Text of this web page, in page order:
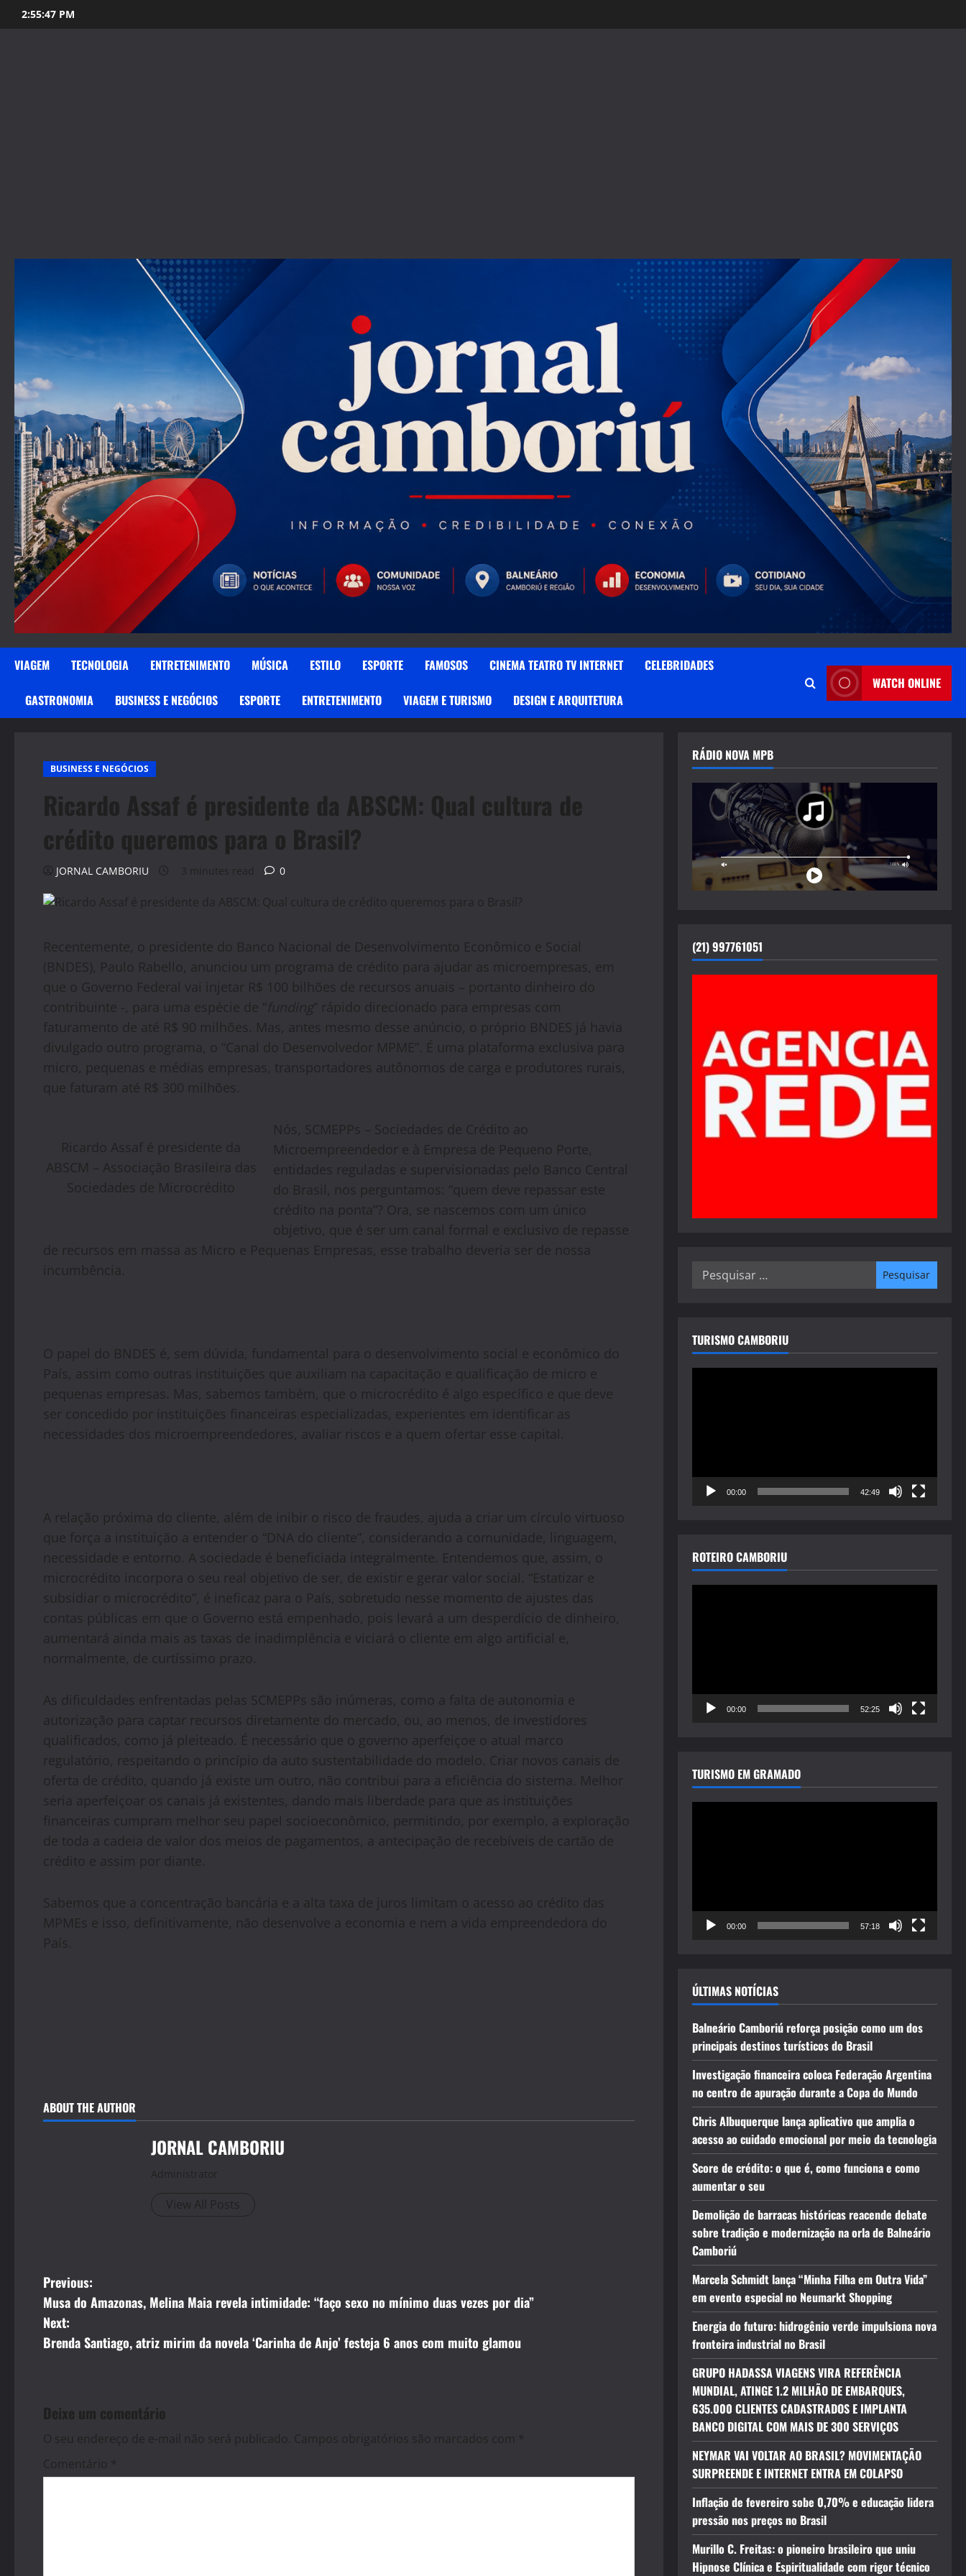
to
2:55:49 PM
VIAGEM TECNOLOGIA ENTRETENIMENTO MÚSICA ESTILO ESPORTE FAMOSOS CINEMA TEATRO TV INTERNET CELEBRIDADES
GASTRONOMIA BUSINESS E NEGÓCIOS ESPORTE ENTRETENIMENTO VIAGEM E TURISMO DESIGN E ARQUITETURA
WATCH ONLINE
BUSINESS E NEGÓCIOS
Ricardo Assaf é presidente da ABSCM: Qual cultura de
crédito queremos para o Brasil?
JORNAL CAMBORIU 3 minutes read 0
Recentemente, o presidente do Banco Nacional de Desenvolvimento Econômico e Social
(BNDES), Paulo Rabello, anunciou um programa de crédito para ajudar as microempresas, em
que o Governo Federal vai injetar R$ 100 bilhões de recursos anuais – portanto dinheiro do
contribuinte -, para uma espécie de “funding” rápido direcionado para empresas com
faturamento de até R$ 90 milhões. Mas, antes mesmo desse anúncio, o próprio BNDES já havia
divulgado outro programa, o “Canal do Desenvolvedor MPME”. É uma plataforma exclusiva para
micro, pequenas e médias empresas, transportadores autônomos de carga e produtores rurais,
que faturam até R$ 300 milhões.
Ricardo Assaf é presidente da
ABSCM – Associação Brasileira das
Sociedades de Microcrédito
Nós, SCMEPPs – Sociedades de Crédito ao
Microempreendedor e à Empresa de Pequeno Porte,
entidades reguladas e supervisionadas pelo Banco Central
do Brasil, nos perguntamos: “quem deve repassar este
crédito na ponta”? Ora, se nascemos com um único
objetivo, que é ser um canal formal e exclusivo de repasse
de recursos em massa as Micro e Pequenas Empresas, esse trabalho deveria ser de nossa
incumbência.
O papel do BNDES é, sem dúvida, fundamental para o desenvolvimento social e econômico do
País, assim como outras instituições que auxiliam na capacitação e qualificação de micro e
pequenas empresas. Mas, sabemos também, que o microcrédito é algo específico e que deve
ser concedido por instituições financeiras especializadas, experientes em identificar as
necessidades dos microempreendedores, avaliar riscos e a quem ofertar esse capital.
A relação próxima do cliente, além de inibir o risco de fraudes, ajuda a criar um círculo virtuoso
que força a instituição a entender o “DNA do cliente”, considerando a comunidade, linguagem,
necessidade e entorno. A sociedade é beneficiada integralmente. Entendemos que, assim, o
microcrédito incorpora o seu real objetivo de ser, de existir e gerar valor social. “Estatizar e
subsidiar o microcrédito”, é ineficaz para o País, sobretudo nesse momento de ajustes das
contas públicas em que o Governo está empenhado, pois levará a um desperdício de dinheiro,
aumentará ainda mais as taxas de inadimplência e viciará o cliente em algo artificial e,
normalmente, de curtíssimo prazo.
As dificuldades enfrentadas pelas SCMEPPs são inúmeras, como a falta de autonomia e
autorização para captar recursos diretamente do mercado, ou, ao menos, de investidores
qualificados, como já pleiteado. É necessário que o governo aperfeiçoe o atual marco
regulatório, respeitando o princípio da auto sustentabilidade do modelo. Criar novos canais de
oferta de crédito, quando já existe um outro, não contribui para a eficiência do sistema. Melhor
seria aperfeiçoar os canais já existentes, dando mais liberdade para que as instituições
financeiras cumpram melhor seu papel socioeconômico, permitindo, por exemplo, a exploração
de toda a cadeia de valor dos meios de pagamentos, a antecipação de recebíveis de cartão de
crédito e assim por diante.
Sabemos que a concentração bancária e a alta taxa de juros limitam o acesso ao crédito das
MPMEs e isso, definitivamente, não desenvolve a economia e nem a vida empreendedora do
País.
ABOUT THE AUTHOR
JORNAL CAMBORIU
Administrator
View All Posts
P
o
s
n
a
v
Previous:
Musa do Amazonas, Melina Maia revela intimidade: “faço sexo no mínimo duas vezes por dia”
Next:
Brenda Santiago, atriz mirim da novela ‘Carinha de Anjo’ festeja 6 anos com muito glamou
Deixe um comentário
O seu endereço de e-mail não será publicado. Campos obrigatórios são marcados com *
Comentário *
RÁDIO NOVA MPB
(21) 997761051
Pesquisar
TURISMO CAMBORIU
00:00 42:49
ROTEIRO CAMBORIU
00:00 52:25
TURISMO EM GRAMADO
00:00 57:18
ÚLTIMAS NOTÍCIAS
Balneário Camboriú reforça posição como um dos
principais destinos turísticos do Brasil
Investigação financeira coloca Federação Argentina
no centro de apuração durante a Copa do Mundo
Chris Albuquerque lança aplicativo que amplia o
acesso ao cuidado emocional por meio da tecnologia
Score de crédito: o que é, como funciona e como
aumentar o seu
Demolição de barracas históricas reacende debate
sobre tradição e modernização na orla de Balneário
Camboriú
Marcela Schmidt lança “Minha Filha em Outra Vida”
em evento especial no Neumarkt Shopping
Energia do futuro: hidrogênio verde impulsiona nova
fronteira industrial no Brasil
GRUPO HADASSA VIAGENS VIRA REFERÊNCIA
MUNDIAL, ATINGE 1.2 MILHÃO DE EMBARQUES,
635.000 CLIENTES CADASTRADOS E IMPLANTA
BANCO DIGITAL COM MAIS DE 300 SERVIÇOS
NEYMAR VAI VOLTAR AO BRASIL? MOVIMENTAÇÃO
SURPREENDE E INTERNET ENTRA EM COLAPSO
Inflação de fevereiro sobe 0,70% e educação lidera
pressão nos preços no Brasil
Murillo C. Freitas: o pioneiro brasileiro que uniu
Hipnose Clínica e Espiritualidade com rigor técnico